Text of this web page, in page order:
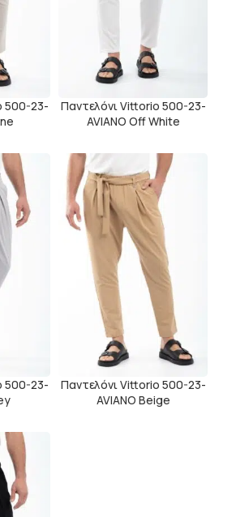
500-23-
Παντελόνι Vittorio 500-23-
AVIANO Off White
500-23-
Παντελόνι Vittorio 500-23-
AVIANO Beige